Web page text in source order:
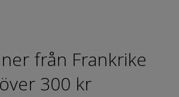
från Frankrike
över 300 kr